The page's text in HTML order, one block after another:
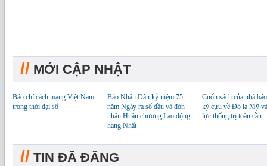
// MỚI CẬP NHẬT
Báo chí cách mạng Việt Nam
trong thời đại số
Báo Nhân Dân kỷ niệm 75
năm Ngày ra số đầu và đón
nhận Huân chương Lao động
hạng Nhất
Cuốn sách của nhà
kỳ cựu về Đô la Mỹ
lực thống trị toàn cầu
// TIN ĐÃ ĐĂNG